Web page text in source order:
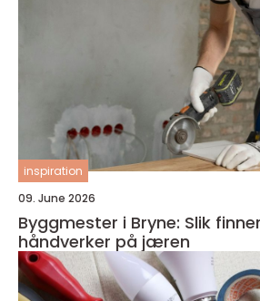
inspiration
09. June 2026
Byggmester i Bryne: Slik
håndverker på jæren